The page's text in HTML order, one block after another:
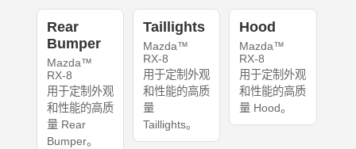
Rear
Bumper
Mazda™
RX-8
用于定制外观
和性能的高质
量 Rear
Bumper。
Taillights
Mazda™
RX-8
用于定制外观
和性能的高质
量
Taillights。
Hood
Mazda™
RX-8
用于定制外观
和性能的高质
量 Hood。